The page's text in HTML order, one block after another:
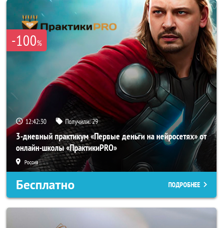
-100%
12:42:28 Получили:29
3-дневный практикум «Первые деньги на нейросетях» от
онлайн-школы «ПрактикиPRO»
Россия
Бесплатно ПОДРОБНЕЕ